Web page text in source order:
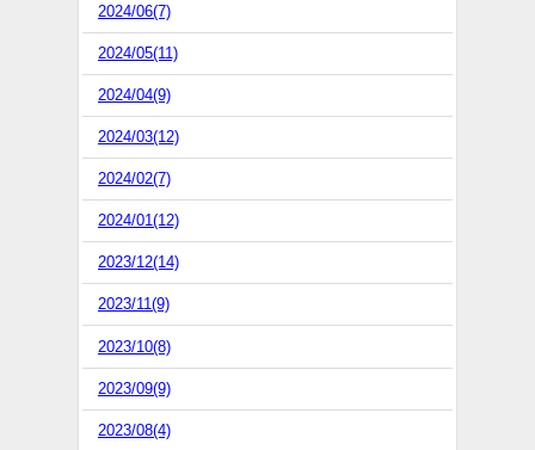
2024/06(7)
2024/05(11)
2024/04(9)
2024/03(12)
2024/02(7)
2024/01(12)
2023/12(14)
2023/11(9)
2023/10(8)
2023/09(9)
2023/08(4)